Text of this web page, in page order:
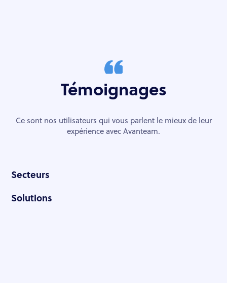
Témoignages
Ce sont nos utilisateurs qui vous parlent le mieux de leur
expérience avec Avanteam.
Secteurs
Solutions